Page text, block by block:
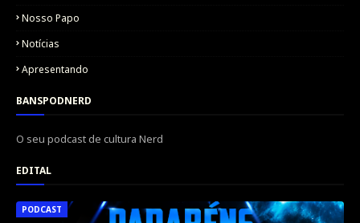
Nosso Papo
Notícias
Apresentando
BANSPODNERD
O seu podcast de cultura Nerd
EDITAL
PODCAST